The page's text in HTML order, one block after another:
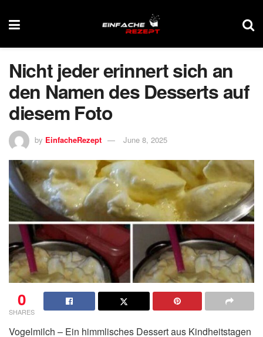
Nicht jeder erinnert sich an
den Namen des Desserts auf
diesem Foto
by EinfacheRezept June 8, 2025
0
SHARES
Vogelmilch – Ein himmlisches Dessert aus Kindheitstagen